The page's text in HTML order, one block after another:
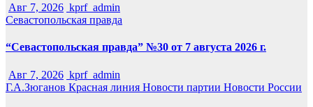
Авг 7, 2026 kprf_admin
Севастопольская правда
“Севастопольская правда” №30 от 7 августа 2026 г.
Авг 7, 2026 kprf_admin
Г.А.Зюганов Красная линия Новости партии Новости России